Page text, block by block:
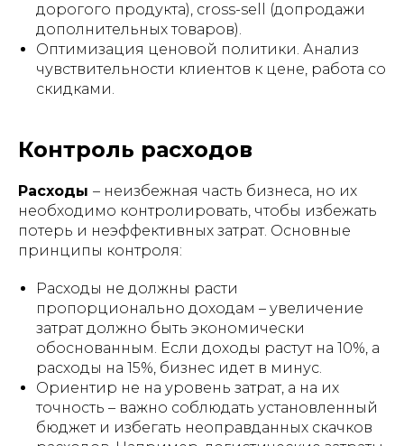
дорогого продукта), cross-sell (допродажи
дополнительных товаров).
Оптимизация ценовой политики. Анализ
чувствительности клиентов к цене, работа со
скидками.
Контроль расходов
Расходы – неизбежная часть бизнеса, но их
необходимо контролировать, чтобы избежать
потерь и неэффективных затрат. Основные
принципы контроля:
Расходы не должны расти
пропорционально доходам – увеличение
затрат должно быть экономически
обоснованным. Если доходы растут на 10%, а
расходы на 15%, бизнес идет в минус.
Ориентир не на уровень затрат, а на их
точность – важно соблюдать установленный
бюджет и избегать неоправданных скачков